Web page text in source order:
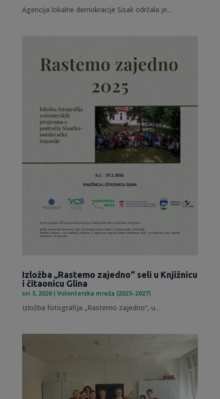
Agencija lokalne demokracije Sisak održala je...
Izložba „Rastemo zajedno“ seli u Knjižnicu
i čitaonicu Glina
svi 5, 2026| Volonterska mreža (2025-2027)
Izložba fotografija „Rastemo zajedno“, u...